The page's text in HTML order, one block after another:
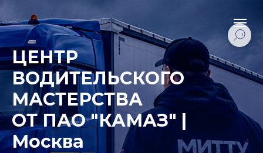
ЦЕНТР
ВОДИТЕЛЬСКОГО
МАСТЕРСТВА
ОТ ПАО "КАМАЗ" |
Москва